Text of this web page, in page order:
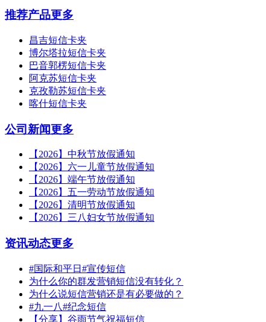
推荐产品更多
昌吉短信卡夹
博尔塔拉短信卡夹
巴音郭楞短信卡夹
阿克苏短信卡夹
克孜勒苏短信卡夹
喀什短信卡夹
公司新闻更多
【2026】中秋节放假通知
【2026】六一儿童节放假通知
【2026】端午节放假通知
【2026】五一劳动节放假通知
【2026】清明节放假通知
【2026】三八妇女节放假通知
资讯动态更多
#国际和平日#宣传短信
为什么你的群发营销短信没有转化？
为什么说短信营销还是有必要做的？
#九一八#纪念短信
【分享】谷雨节气祝福短信